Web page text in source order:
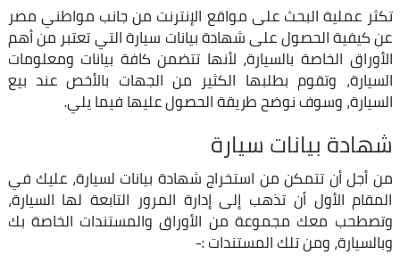
تكثر عملية البحث على مواقع الإنترنت من جانب مواطني مصر
عن كيفية الحصول على شهادة بيانات سيارة التي تعتبر من أهم
الأوراق الخاصة بالسيارة، لأنها تتضمن كافة بيانات ومعلومات
السيارة، وتقوم بطلبها الكثير من الجهات بالأخص عند بيع
السيارة، وسوف نوضح طريقة الحصول عليها فيما يلي.
شهادة بيانات سيارة
من أجل أن تتمكن من استخراج شهادة بيانات لسيارة، عليك في
المقام الأول أن تذهب إلى إدارة المرور التابعة لها السيارة،
وتصطحب معك مجموعة من الأوراق والمستندات الخاصة بك
وبالسيارة، ومن تلك المستندات :-